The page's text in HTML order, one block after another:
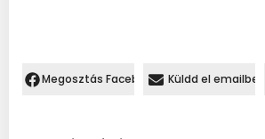
Megosztás Facebookon.Küldd el emailben